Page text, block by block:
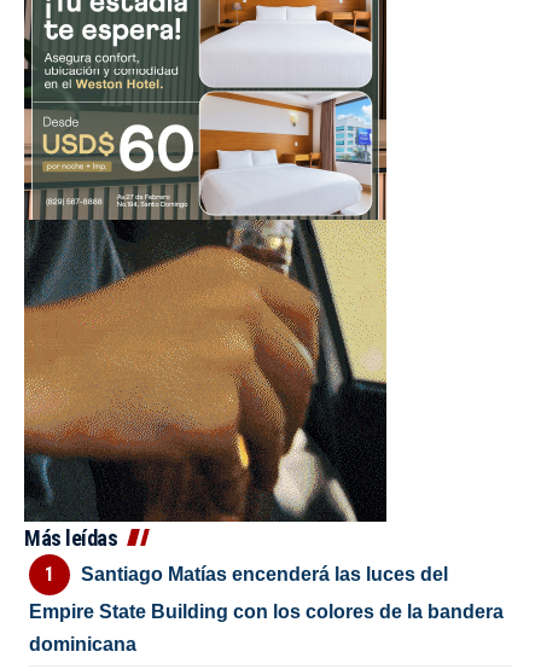
Más leídas
Santiago Matías encenderá las luces del
Empire State Building con los colores de la bandera
dominicana